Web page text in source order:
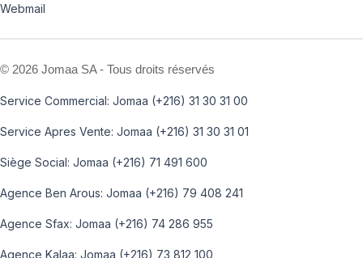
Webmail
© 2026 Jomaa SA - Tous droits réservés
Service Commercial: Jomaa (+216) 31 30 31 00
Service Apres Vente: Jomaa (+216) 31 30 31 01
Siège Social: Jomaa (+216) 71 491 600
Agence Ben Arous: Jomaa (+216) 79 408 241
Agence Sfax: Jomaa (+216) 74 286 955
Agence Kalaa: Jomaa (+216) 73 812 100